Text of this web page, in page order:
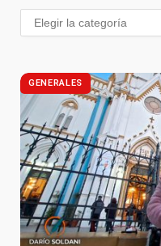
GENERALES